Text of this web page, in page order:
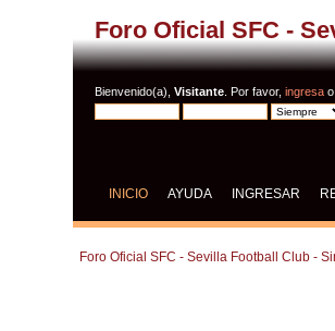
Foro Oficial SFC -
Bienvenido(a),Visitante . Por favor,ingresa
INICIO AYUDA INGRESAR
Foro Oficial SFC - Sevilla Football Club -